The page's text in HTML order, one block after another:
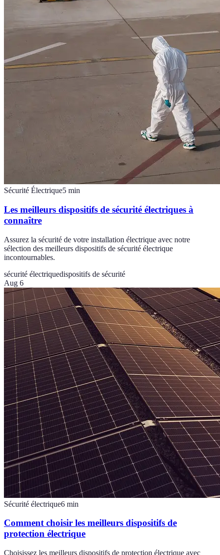
Sécurité Électrique5 min
Les meilleurs dispositifs de sécurité électriques à
connaître
Assurez la sécurité de votre installation électrique avec notre
sélection des meilleurs dispositifs de sécurité électrique
incontournables.
sécurité électriquedispositifs de sécurité
Aug 6
Sécurité électrique6 min
Comment choisir les meilleurs dispositifs de
protection électrique
Choisissez les meilleurs dispositifs de protection électrique avec